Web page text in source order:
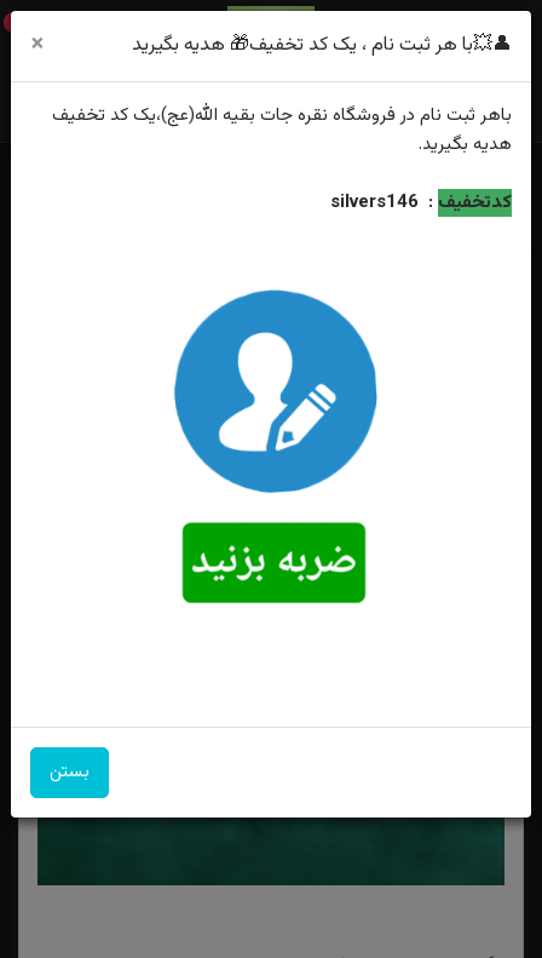
0
خانه حرز امام جواد (ع)
انگشتر نقره جواهری فیروزه نیشابور اصل زنانه
👤💥با هر ثبت نام ، یک کد تخفیف🎁 هدیه بگیرید ×
باهر ثبت نام در فروشگاه نقره جات بقیه الله(عج)،یک کد تخفیف
هدیه بگیرید.
کدتخفیف :
silvers146
بستن